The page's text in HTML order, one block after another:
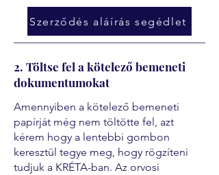
Szerződés aláírás segédlet
2. Töltse fel a kötelező bemeneti
dokumentumokat
Amennyiben a kötelező bemeneti
papírját még nem töltötte fel, azt
kérem hogy a lentebbi gombon
keresztül tegye meg, hogy rögzíteni
tudjuk a KRÉTA-ban. Az orvosi